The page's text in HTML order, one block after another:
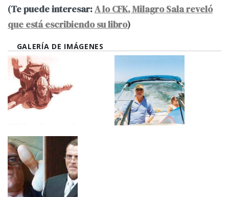
(Te puede interesar:A lo CFK, Milagro Sala reveló
que está escribiendo su libro)
GALERÍA DE IMÁGENES